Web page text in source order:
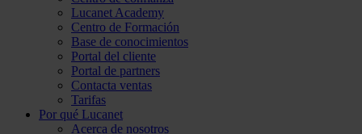
Lucanet Academy
Centro de Formación
Base de conocimientos
Portal del cliente
Portal de partners
Contacta ventas
Tarifas
Por qué Lucanet
Acerca de nosotros